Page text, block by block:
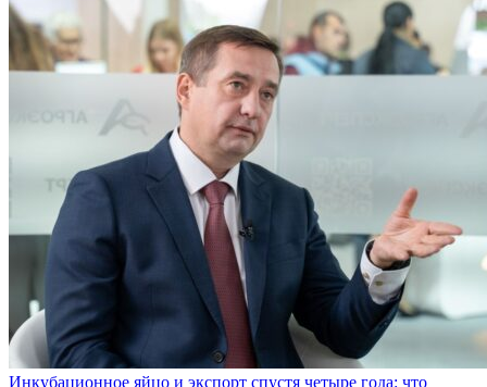
Инкубационное яйцо и экспорт спустя четыре года: что